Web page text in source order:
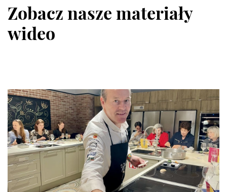
Zobacz nasze materiały
wideo